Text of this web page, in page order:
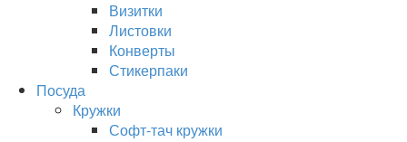
Визитки
Листовки
Конверты
Стикерпаки
Посуда
Кружки
Софт-тач кружки